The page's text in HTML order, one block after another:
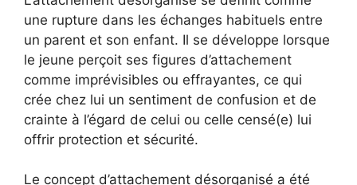
une rupture dans les échanges habituels entre
un parent et son enfant. Il se développe lorsque
le jeune perçoit ses figures d’attachement
comme imprévisibles ou effrayantes, ce qui
crée chez lui un sentiment de confusion et de
crainte à l’égard de celui ou celle censé(e) lui
offrir protection et sécurité.
Le concept d’attachement désorganisé a été